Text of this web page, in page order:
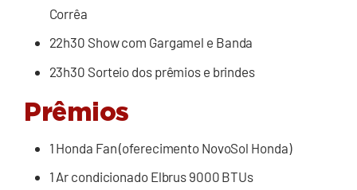
Corrêa
22h30 Show com Gargamel e Banda
23h30 Sorteio dos prêmios e brindes
Prêmios
1 Honda Fan (oferecimento NovoSol Honda)
1 Ar condicionado Elbrus 9000 BTUs